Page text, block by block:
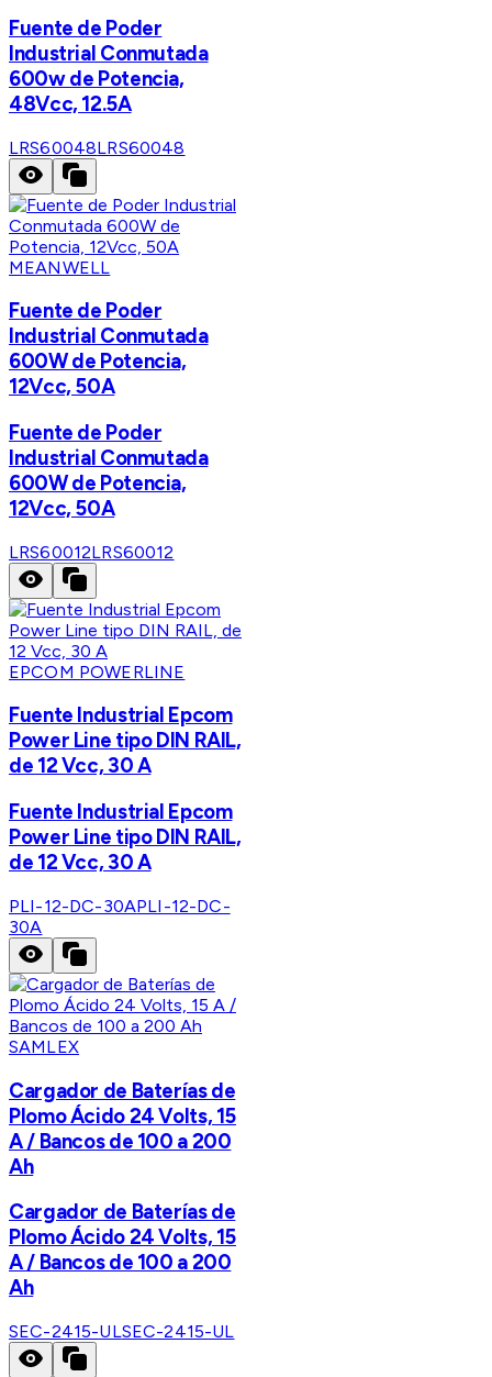
Fuente de Poder
Industrial Conmutada
600w de Potencia,
48Vcc, 12.5A
LRS60048LRS60048
MEANWELL
Fuente de Poder
Industrial Conmutada
600W de Potencia,
12Vcc, 50A
Fuente de Poder
Industrial Conmutada
600W de Potencia,
12Vcc, 50A
LRS60012LRS60012
EPCOM POWERLINE
Fuente Industrial Epcom
Power Line tipo DIN RAIL,
de 12 Vcc, 30 A
Fuente Industrial Epcom
Power Line tipo DIN RAIL,
de 12 Vcc, 30 A
PLI-12-DC-30APLI-12-DC-
30A
SAMLEX
Cargador de Baterías de
Plomo Ácido 24 Volts, 15
A / Bancos de 100 a 200
Ah
Cargador de Baterías de
Plomo Ácido 24 Volts, 15
A / Bancos de 100 a 200
Ah
SEC-2415-ULSEC-2415-UL